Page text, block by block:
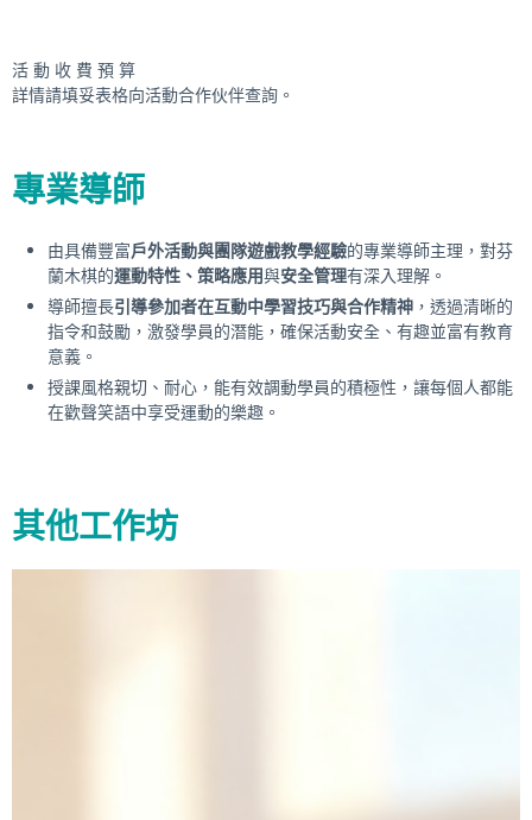
活 動 收 費 預 算
詳情請填妥表格向活動合作伙伴查詢。
專業導師
由具備豐富戶外活動與團隊遊戲教學經驗的專業導師主理，對芬
蘭木棋的運動特性、策略應用與安全管理有深入理解。
導師擅長引導參加者在互動中學習技巧與合作精神 ，透過清晰的
指令和鼓勵，激發學員的潛能，確保活動安全、有趣並富有教育
意義。
授課風格親切、耐心，能有效調動學員的積極性，讓每個人都能
在歡聲笑語中享受運動的樂趣。
其他工作坊